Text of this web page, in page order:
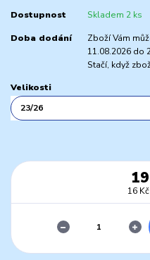
Dostupnost Skladem 2 ks
Doba dodání
Zboží Vám
11.08.2026 do
Stačí, když
Velikosti
16 Kč